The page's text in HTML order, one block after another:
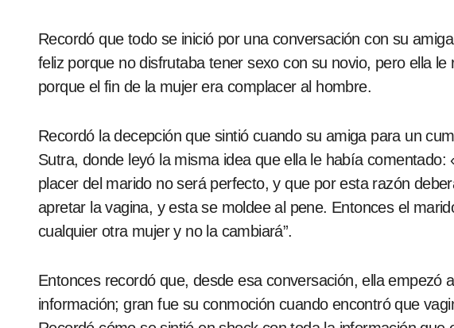
Recordó que todo se inició por una conversación con su
feliz porque no disfrutaba tener sexo con su novio, pero ella
porque el fin de la mujer era complacer al hombre.
Recordó la decepción que sintió cuando su amiga para un
Sutra, donde leyó la misma idea que ella le había comentado:
placer del marido no será perfecto, y que por esta razón
apretar la vagina, y esta se moldee al pene. Entonces el
cualquier otra mujer y no la cambiará”.
Entonces recordó que, desde esa conversación, ella empezó
información; gran fue su conmoción cuando encontró que